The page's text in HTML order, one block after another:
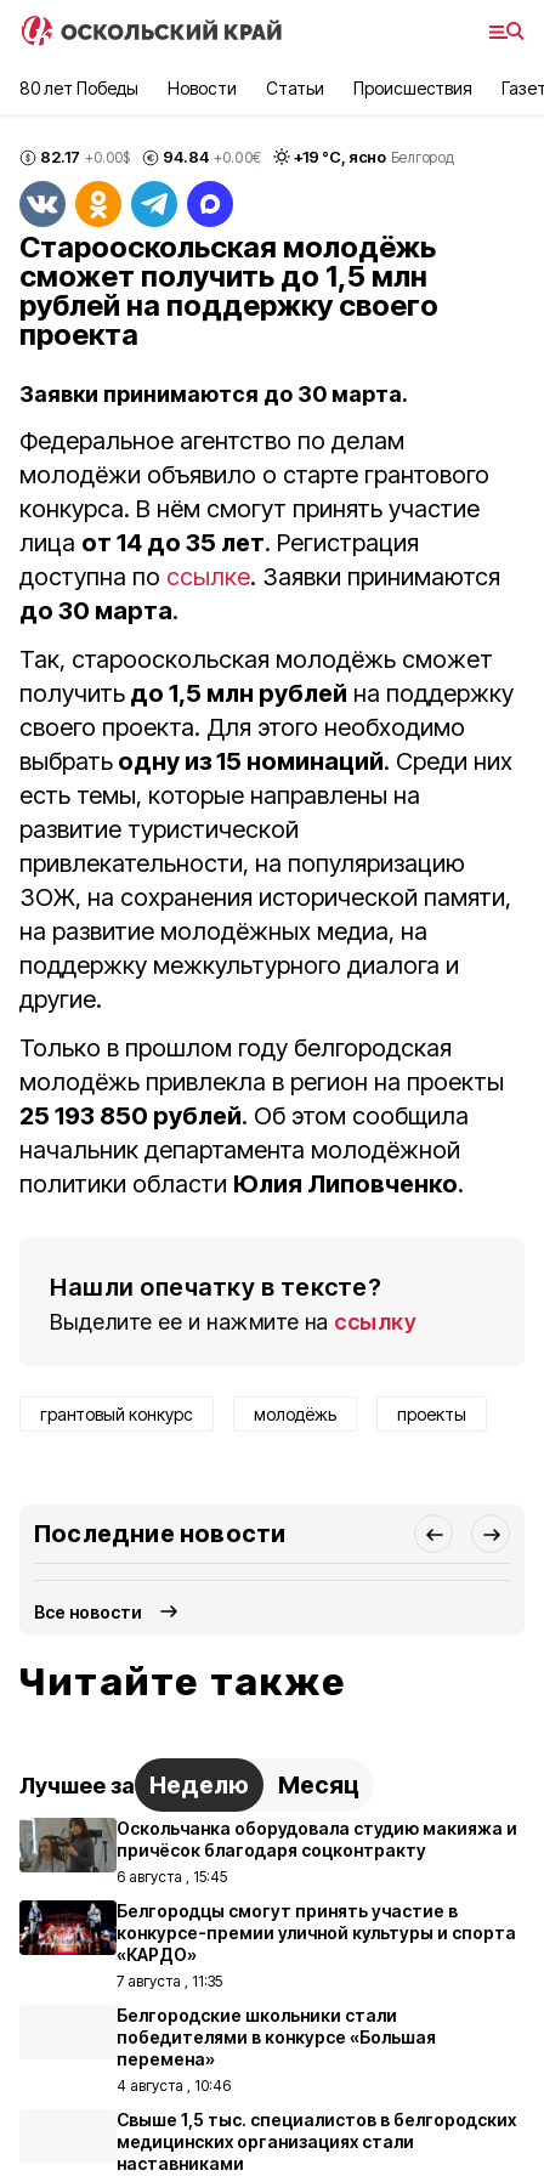
80 лет Победы Новости Статьи Происшествия
82.17 +0.00$ 94.84 +0.00€ +19 °С, ясно Белгород
Старооскольская молодёжь
сможет получить до 1,5 млн
рублей на поддержку своего
проекта
Заявки принимаются до 30 марта.
Федеральное агентство по делам
молодёжи объявило о старте грантового
конкурса. В нём смогут принять участие
лица от 14 до 35 лет. Регистрация
доступна по ссылке. Заявки принимаются
до 30 марта.
Так, старооскольская молодёжь сможет
получить до 1,5 млн рублей на поддержку
своего проекта. Для этого необходимо
выбрать одну из 15 номинаций. Среди них
есть темы, которые направлены на
развитие туристической
привлекательности, на популяризацию
ЗОЖ, на сохранения исторической памяти,
на развитие молодёжных медиа, на
поддержку межкультурного диалога и
другие.
Только в прошлом году белгородская
молодёжь привлекла в регион на проекты
25 193 850 рублей. Об этом сообщила
начальник департамента молодёжной
политики области Юлия Липовченко.
Нашли опечатку в тексте?
Выделите ее и нажмите на ссылку
грантовый конкурс молодёжь проекты
Последние новости
Все новости
Читайте также
Лучшее за Неделю Месяц
Оскольчанка оборудовала студию макияжа и
причёсок благодаря соцконтракту
6 августа , 15:45
Белгородцы смогут принять участие в
конкурсе-премии уличной культуры и спорта
«КАРДО»
7 августа , 11:35
Белгородские школьники стали
победителями в конкурсе «Большая
перемена»
4 августа , 10:46
Свыше 1,5 тыс. специалистов в белгородских
медицинских организациях стали
наставниками